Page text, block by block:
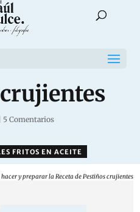
5 Comentarios
FRITOS EN ACEITE
y preparar la Receta de Pestiños crujientes